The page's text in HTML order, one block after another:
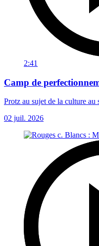
2:41
Camp de
Protz au sujet de la culture au
02 juil. 2026